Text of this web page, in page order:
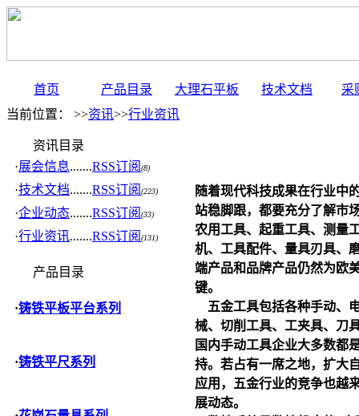
首页 产品目录 大理石平板 技术文档
采
当前位置： >>资讯>>行业资讯
资讯目录
·展会信息.......RSS订阅 (8)
·技术文档.......RSS订阅 (223)
·企业动态.......RSS订阅 (33)
·行业资讯.......RSS订阅 (131)
产品目录
·铸铁平板平台系列
·铸铁平尺系列
随着现代科技成果在行业中
站稳脚跟，都要充分了解市
农用工具、起重工具、测量
机、工具配件、量具刃具、
端产品和品牌产品仍然为欧
键。
五金工具包括各种手动、
械、切削工具、工夹具、刀
国内手动工具企业大多数都
持。若占有一席之地，扩大
应用，五金行业的竞争也越
展动态。